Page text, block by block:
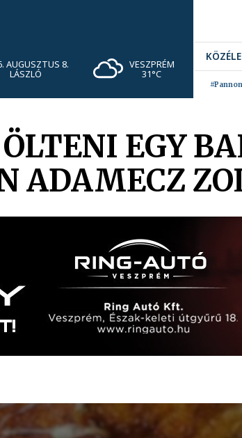
AUGUSZTUS 8.
LÁSZLÓ
VESZPRÉM
31°C
EGY
ADAMECZ